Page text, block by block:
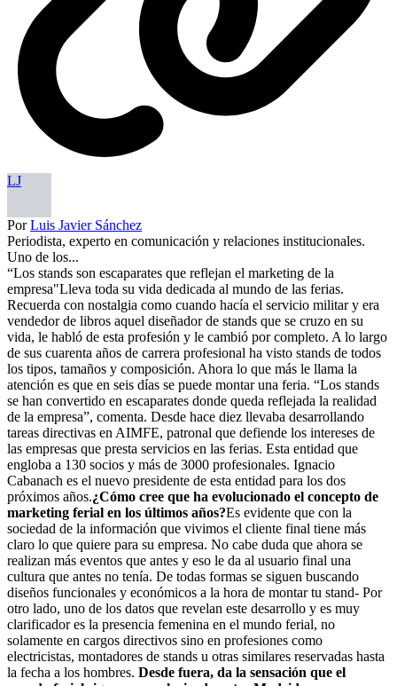
LJ
PorLuis Javier Sánchez
Periodista, experto en comunicación y relaciones institucionales.
Uno de los...
“Los stands son escaparates que reflejan el marketing de la
empresa"Lleva toda su vida dedicada al mundo de las ferias.
Recuerda con nostalgia como cuando hacía el servicio militar y era
vendedor de libros aquel diseñador de stands que se cruzo en su
vida, le habló de esta profesión y le cambió por completo. A lo largo
de sus cuarenta años de carrera profesional ha visto stands de todos
los tipos, tamaños y composición. Ahora lo que más le llama la
atención es que en seis días se puede montar una feria. “Los stands
se han convertido en escaparates donde queda reflejada la realidad
de la empresa”, comenta. Desde hace diez llevaba desarrollando
tareas directivas en AIMFE, patronal que defiende los intereses de
las empresas que presta servicios en las ferias. Esta entidad que
engloba a 130 socios y más de 3000 profesionales. Ignacio
Cabanach es el nuevo presidente de esta entidad para los dos
próximos años.¿Cómo cree que ha evolucionado el concepto de
marketing ferial en los últimos años?Es evidente que con la
sociedad de la información que vivimos el cliente final tiene más
claro lo que quiere para su empresa. No cabe duda que ahora se
realizan más eventos que antes y eso le da al usuario final una
cultura que antes no tenía. De todas formas se siguen buscando
diseños funcionales y económicos a la hora de montar tu stand- Por
otro lado, uno de los datos que revelan este desarrollo y es muy
clarificador es la presencia femenina en el mundo ferial, no
solamente en cargos directivos sino en profesiones como
electricistas, montadores de stands u otras similares reservadas hasta
la fecha a los hombres. Desde fuera, da la sensación que el